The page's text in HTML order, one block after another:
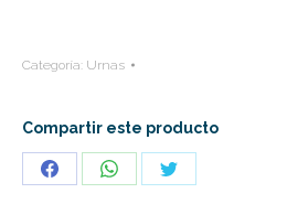
Categoría: Urnas
Compartir este producto
Share
Share
Share